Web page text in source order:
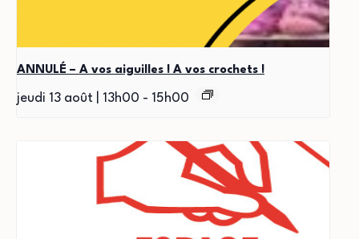
ANNULÉ – A vos aiguilles ! A vos crochets !
jeudi 13 août | 13h00 - 15h00